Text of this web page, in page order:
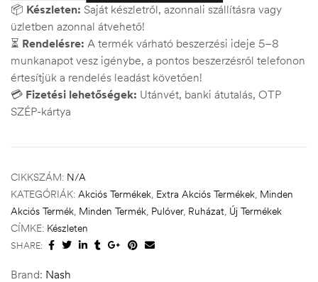
📦 Készleten: Saját készletről, azonnali szállításra vagy
üzletben azonnal átvehető!
⏳ Rendelésre: A termék várható beszerzési ideje 5–8
munkanapot vesz igénybe, a pontos beszerzésről telefonon
értesítjük a rendelés leadást követően!
💳 Fizetési lehetőségek: Utánvét, banki átutalás, OTP
SZÉP-kártya
CIKKSZÁM: N/A
KATEGÓRIÁK: Akciós Termékek, Extra Akciós Termékek, Minden
Akciós Termék, Minden Termék, Pulóver, Ruházat, Új Termékek
CÍMKE: Készleten
SHARE:
Brand: Nash